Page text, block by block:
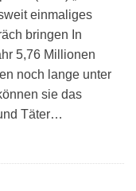
einmaliges
bringen In
5,76 Millionen
noch lange unter
sie das
Täter…